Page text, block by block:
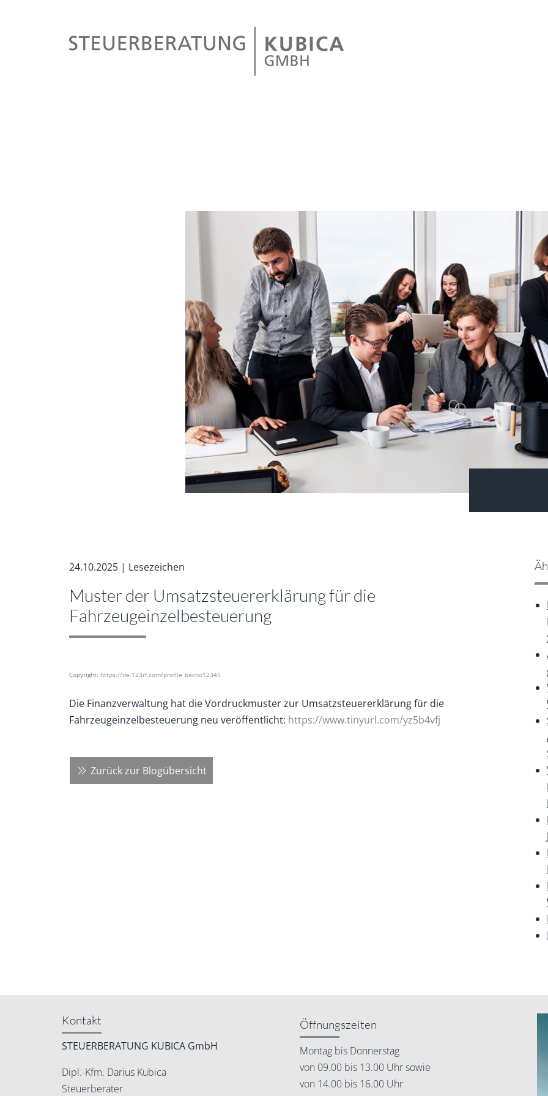
24.10.2025 | Lesezeichen
Muster der Umsatzsteuererklärung für die
Fahrzeugeinzelbesteuerung
Copyright: https://de.123rf.com/profile_bacho12345
Die Finanzverwaltung hat die Vordruckmuster zur Umsatzsteuererklärung für die
Fahrzeugeinzelbesteuerung neu veröffentlicht: https://www.tinyurl.com/yz5b4vfj
Zurück zur Blogübersicht
Kontakt
STEUERBERATUNG KUBICA GmbH
Dipl.-Kfm. Darius Kubica
Steuerberater
Öffnungszeiten
Montag bis Donnerstag
von 09.00 bis 13.00 Uhr sowie
von 14.00 bis 16.00 Uhr